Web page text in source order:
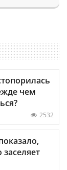
чем
2532